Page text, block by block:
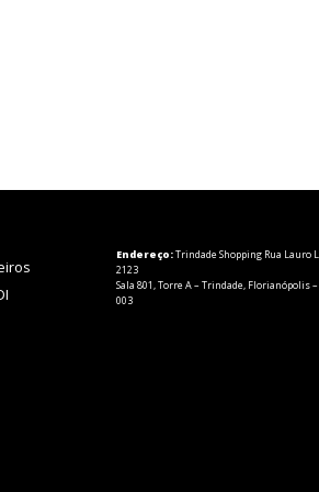
Endereço:Trindade Shopping Rua Lauro
2123
Sala 801, Torre A – Trindade, Florianópolis –
003